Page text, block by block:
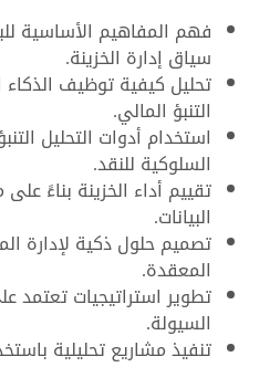
فهم المفاهيم الأساسية
سياق إدارة الخزينة.
تحليل كيفية توظيف
التنبؤ المالي.
استخدام أدوات التحليل
السلوكية للنقد.
تقييم أداء الخزينة بناءً
البيانات.
تصميم حلول ذكية لإدارة
المعقدة.
تطوير استراتيجيات تعتمد
السيولة.
تنفيذ مشاريع تحليلية